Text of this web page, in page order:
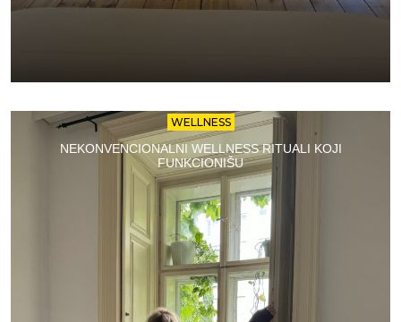
WELLNESS
NEKONVENCIONALNI WELLNESS RITUALI KOJI
FUNKCIONIŠU